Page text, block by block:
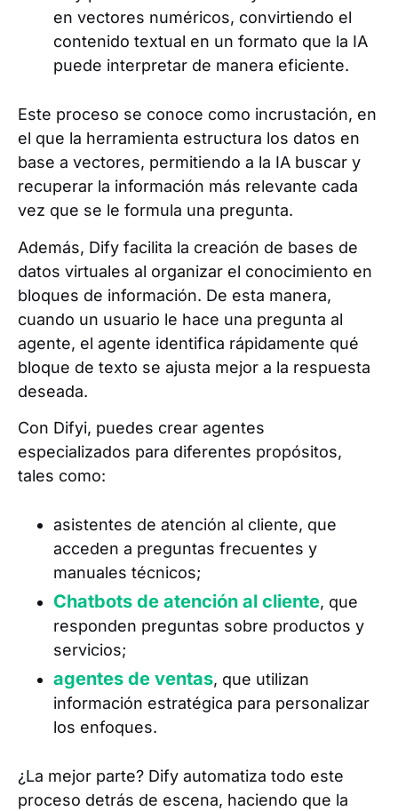
en vectores numéricos, convirtiendo el
contenido textual en un formato que la IA
puede interpretar de manera eficiente.
Este proceso se conoce como incrustación, en
el que la herramienta estructura los datos en
base a vectores, permitiendo a la IA buscar y
recuperar la información más relevante cada
vez que se le formula una pregunta.
Además, Dify facilita la creación de bases de
datos virtuales al organizar el conocimiento en
bloques de información. De esta manera,
cuando un usuario le hace una pregunta al
agente, el agente identifica rápidamente qué
bloque de texto se ajusta mejor a la respuesta
deseada.
Con Difyi, puedes crear agentes
especializados para diferentes propósitos,
tales como:
asistentes de atención al cliente, que
acceden a preguntas frecuentes y
manuales técnicos;
Chatbots de atención al cliente, que
responden preguntas sobre productos y
servicios;
agentes de ventas, que utilizan
información estratégica para personalizar
los enfoques.
¿La mejor parte? Dify automatiza todo este
proceso detrás de escena, haciendo que la